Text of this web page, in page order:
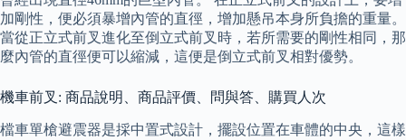
加剛性，便必須暴增內管的直徑，增加懸吊本身所負擔的重量。
當從正立式前叉進化至倒立式前叉時，若所需要的剛性相同，那
麼內管的直徑便可以縮減，這便是倒立式前叉相對優勢。
機車前叉: 商品說明、商品評價、問與答、購買人次
檔車單槍避震器是採中置式設計，擺設位置在車體的中央，這樣